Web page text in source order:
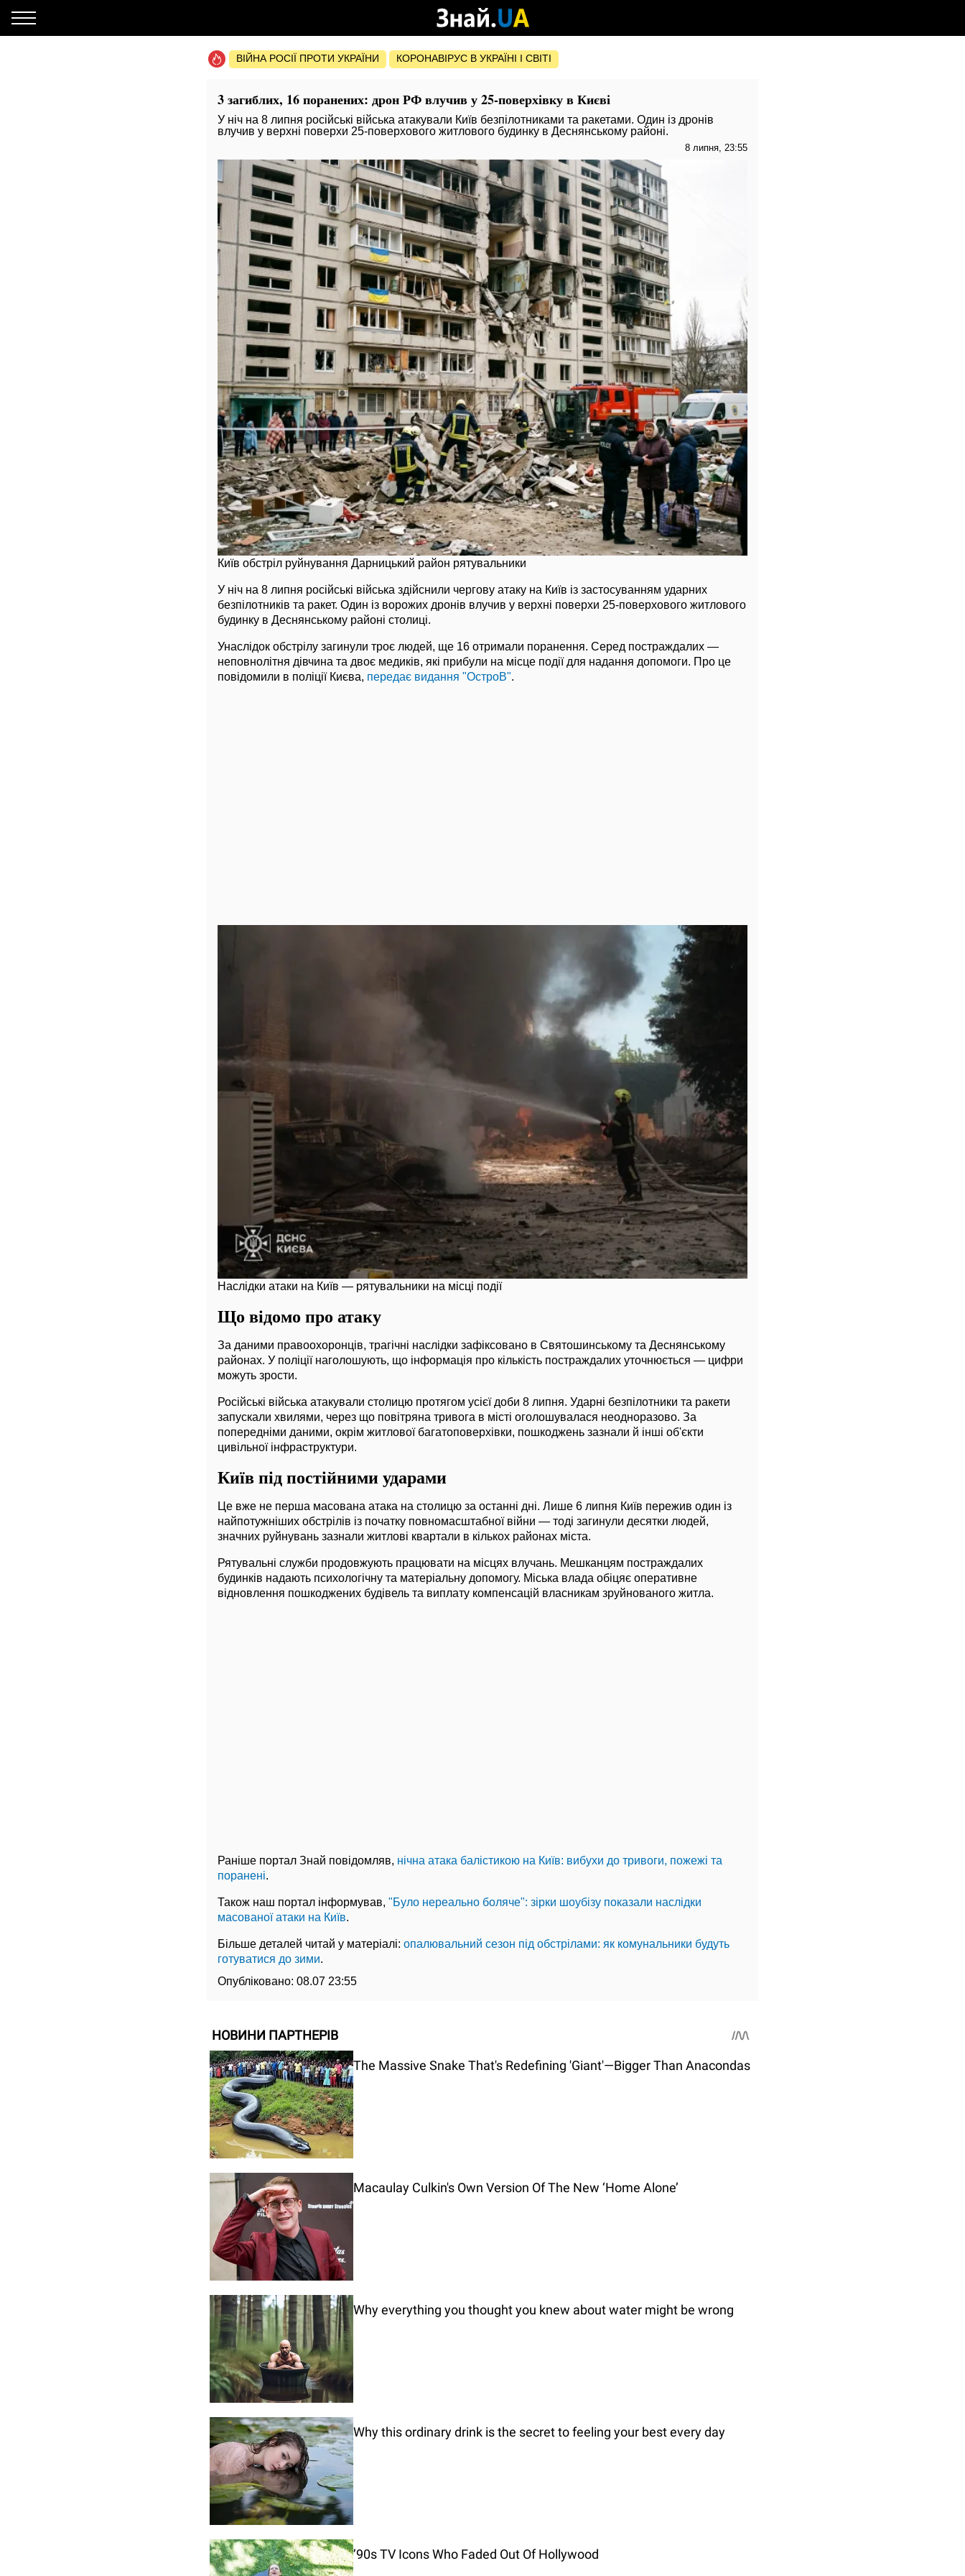
ВІЙНА РОСІЇ ПРОТИ УКРАЇНИ КОРОНАВІРУС В УКРАЇНІ І СВІТІ
3 загиблих, 16 поранених: дрон РФ влучив у 25-поверхівку в Києві
У ніч на 8 липня російські війська атакували Київ безпілотниками та ракетами. Один із дронів
влучив у верхні поверхи 25-поверхового житлового будинку в Деснянському районі.
8 липня, 23:55
Київ обстріл руйнування Дарницький район рятувальники
У ніч на 8 липня російські війська здійснили чергову атаку на Київ із застосуванням ударних
безпілотників та ракет. Один із ворожих дронів влучив у верхні поверхи 25-поверхового житлового
будинку в Деснянському районі столиці.
Унаслідок обстрілу загинули троє людей, ще 16 отримали поранення. Серед постраждалих —
неповнолітня дівчина та двоє медиків, які прибули на місце події для надання допомоги. Про це
повідомили в поліції Києва, передає видання "ОстроВ".
Наслідки атаки на Київ — рятувальники на місці події
Що відомо про атаку
За даними правоохоронців, трагічні наслідки зафіксовано в Святошинському та Деснянському
районах. У поліції наголошують, що інформація про кількість постраждалих уточнюється — цифри
можуть зрости.
Російські війська атакували столицю протягом усієї доби 8 липня. Ударні безпілотники та ракети
запускали хвилями, через що повітряна тривога в місті оголошувалася неодноразово. За
попередніми даними, окрім житлової багатоповерхівки, пошкоджень зазнали й інші об'єкти
цивільної інфраструктури.
Київ під постійними ударами
Це вже не перша масована атака на столицю за останні дні. Лише 6 липня Київ пережив один із
найпотужніших обстрілів із початку повномасштабної війни — тоді загинули десятки людей,
значних руйнувань зазнали житлові квартали в кількох районах міста.
Рятувальні служби продовжують працювати на місцях влучань. Мешканцям постраждалих
будинків надають психологічну та матеріальну допомогу. Міська влада обіцяє оперативне
відновлення пошкоджених будівель та виплату компенсацій власникам зруйнованого житла.
Раніше портал Знай повідомляв, нічна атака балістикою на Київ: вибухи до тривоги, пожежі та
поранені.
Також наш портал інформував, "Було нереально боляче": зірки шоубізу показали наслідки
масованої атаки на Київ.
Більше деталей читай у матеріалі: опалювальний сезон під обстрілами: як комунальники будуть
готуватися до зими.
Опубліковано: 08.07 23:55